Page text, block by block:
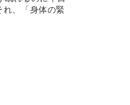
、「身体の緊